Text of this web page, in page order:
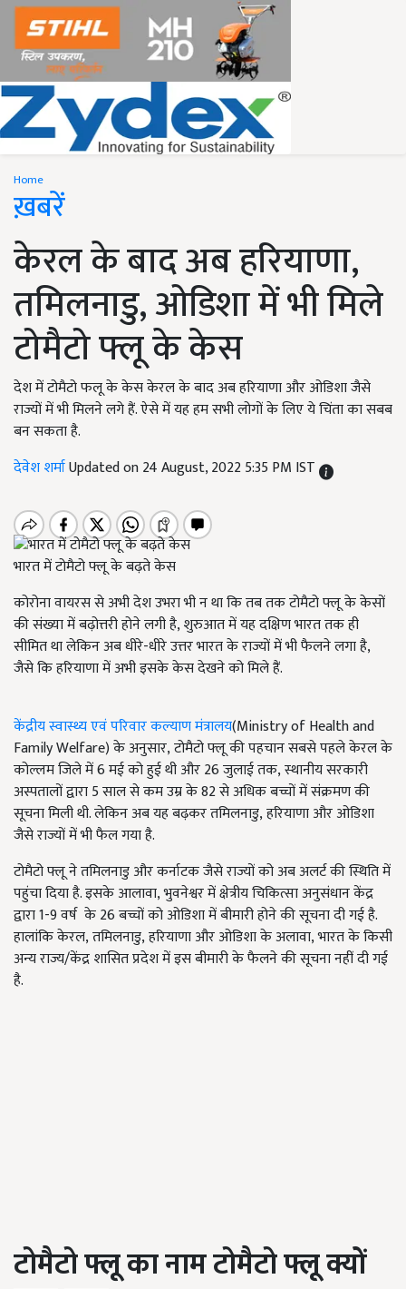
Home
ख़बरें
केरल के बाद अब हरियाणा,
तमिलनाडु, ओडिशा में भी मिले
टोमैटो फ्लू के केस
देश में टोमैटो फलू के केस केरल के बाद अब हरियाणा और ओडिशा जैसे
राज्यों में भी मिलने लगे हैं. ऐसे में यह हम सभी लोगों के लिए ये चिंता का सबब
बन सकता है.
देवेश शर्माUpdated on 24 August, 2022 5:35 PM IST
भारत में टोमैटो फ्लू के बढ़ते केस
कोरोना वायरससे अभी देश उभरा भी न था कि तब तक टोमैटोफ्लूके केसों
की संख्या में बढ़ोत्तरी होने लगी है, शुरुआत में यह दक्षिण भारत तक ही
सीमित था लेकिन अब धीरे-धीरे उत्तर भारत के राज्यों में भी फैलने लगा है,
जैसे कि हरियाणा में अभी इसके केस देखने को मिले हैं.
केंद्रीय स्वास्थ्य एवं परिवार कल्याण मंत्रालय(Ministry of Health and
Family Welfare) के अनुसार,टोमैटोफ्लूकी पहचान सबसे पहले केरल के
कोल्लम जिले में 6 मई को हुई थी और 26 जुलाई तक,स्थानीय सरकारी
अस्पतालों द्वारा 5 साल से कम उम्र के 82 से अधिक बच्चों में संक्रमण की
सूचना मिली थी. लेकिन अब यह बढ़कर तमिलनाडु,हरियाणा और ओडिशा
जैसे राज्यों में भी फैल गया है.
टोमैटोफ्लूने तमिलनाडु और कर्नाटक जैसे राज्यों को अब अलर्ट की स्थिति में
पहुंचा दिया है. इसके आलावा,भुवनेश्वर में क्षेत्रीय चिकित्सा अनुसंधान केंद्र
द्वारा 1-9 वर्ष के 26 बच्चों को ओडिशा में बीमारी होने की सूचना दी गई है.
हालांकि केरल,तमिलनाडु,हरियाणा और ओडिशा के अलावा,भारत के किसी
अन्य राज्य/केंद्र शासित प्रदेश में इस बीमारी के फैलने की सूचना नहीं दी गई
है.
टोमैटोफ्लूका नाम टोमैटोफ्लूक्यों